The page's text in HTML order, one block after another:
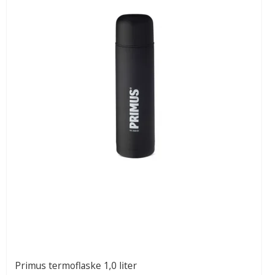
Primus termoflaske 1,0 liter